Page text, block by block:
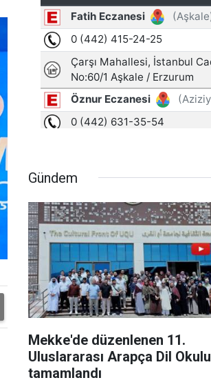
Gündem
Mekke'de düzenlenen 11.
Uluslararası Arapça Dil Okulu
tamamlandı